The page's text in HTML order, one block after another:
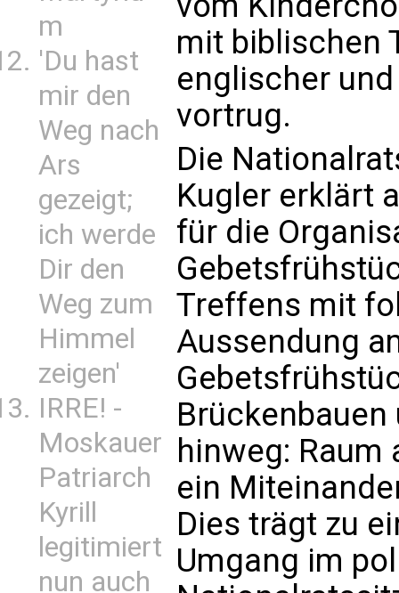
m
'Du hast
mir den
Weg nach
Ars
gezeigt;
ich werde
Dir den
Weg zum
Himmel
zeigen'
IRRE! -
Moskauer
Patriarch
Kyrill
legitimiert
nun auch
mit biblischen
englischer
vortrug.
Die
Kugler erklärt
für die
Treffens mit
Aussendung
hinweg:
ein
Dies trägt zu
Umgang im